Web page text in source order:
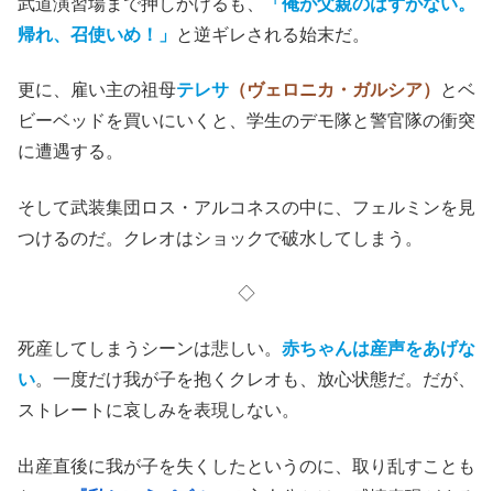
武道演習場まで押しかけるも、
「俺が父親のはずがない。
帰れ、召使いめ！」 と逆ギレされる始末だ。
更に、雇い主の祖母テレサ （ヴェロニカ・ガルシア）
とベ
ビーベッドを買いにいくと、学生のデモ隊と警官隊の衝突
に遭遇する。
そして武装集団ロス・アルコネスの中に、フェルミンを見
つけるのだ。クレオはショックで破水してしまう。
◇
死産してしまうシーンは悲しい。 赤ちゃんは産声をあげな
い。一度だけ我が子を抱くクレオも、放心状態だ。だが、
ストレートに哀しみを表現しない。
出産直後に我が子を失くしたというのに、取り乱すことも